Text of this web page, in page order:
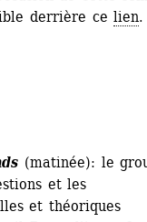
derrière ce lien.
(matinée): le
et les
et théoriques